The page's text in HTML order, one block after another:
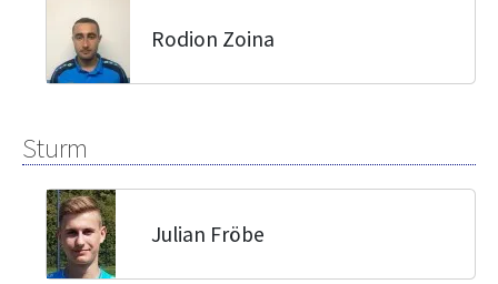
Rodion Zoina
Sturm
Julian Fröbe